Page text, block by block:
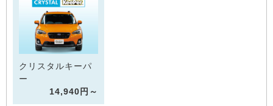
クリスタルキーパ
ー
14,940円～